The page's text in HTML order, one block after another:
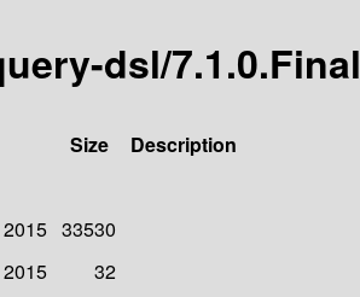
dsl/7.1.0.Final
Size
Description
33530
32